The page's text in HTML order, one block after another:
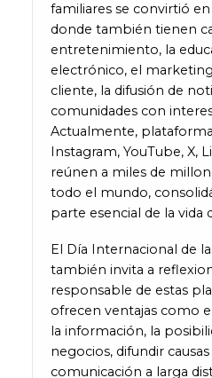
familiares se convirtió
donde también tienen
entretenimiento, la
electrónico, el
cliente, la difusión de
comunidades con
Actualmente,
Instagram, YouTube, X,
reúnen a miles de
todo el mundo,
parte esencial de la vida
El Día Internacional de
también invita a
responsable de estas
ofrecen ventajas como
la información, la
negocios, difundir
comunicación a larga